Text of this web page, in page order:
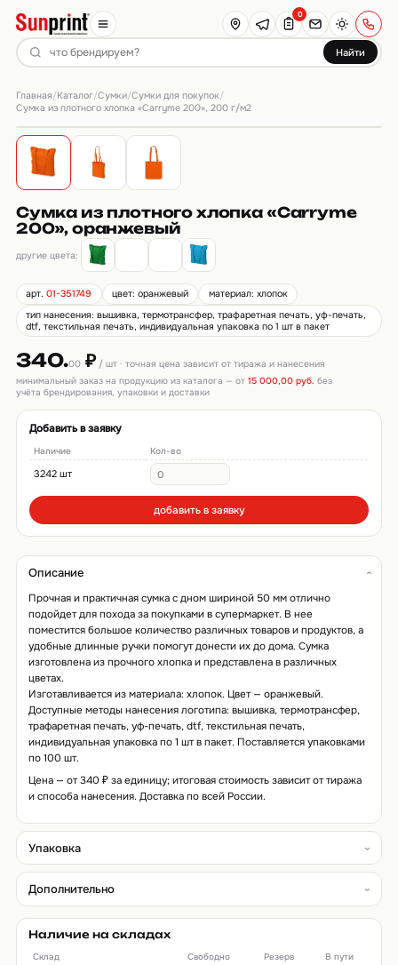
Найти
0
Главная/Каталог/Сумки/Сумки для покупок/
Сумка из плотного хлопка «Carryme 200», 200 г/м2
Сумка из плотного хлопка «Carryme
200», оранжевый
другие цвета:
арт.01-351749 цвет: оранжевый
материал: хлопок
тип нанесения: вышивка, термотрансфер, трафаретная печать, уф-печать,
dtf, текстильная печать, индивидуальная упаковка по 1 шт в пакет
340.00₽/ шт · точная цена зависит от тиража и нанесения
минимальный заказ на продукцию из каталога — от 15 000,00 руб. без
учёта брендирования, упаковки и доставки
Добавить в заявку
Наличие Кол-во
3242 шт
добавить в заявку
Описание
Прочная и практичная сумка c дном шириной 50 мм отлично
подойдет для похода за покупками в супермаркет. В нее
поместится большое количество различных товаров и продуктов, а
удобные длинные ручки помогут донести их до дома. Сумка
изготовлена из прочного хлопка и представлена в различных
цветах.
Изготавливается из материала: хлопок. Цвет — оранжевый.
Доступные методы нанесения логотипа: вышивка, термотрансфер,
трафаретная печать, уф-печать, dtf, текстильная печать,
индивидуальная упаковка по 1 шт в пакет. Поставляется упаковками
по 100 шт.
Цена — от 340 ₽ за единицу; итоговая стоимость зависит от тиража
и способа нанесения. Доставка по всей России.
Упаковка
Дополнительно
Наличие на складах
Склад Свободно Резерв В пути